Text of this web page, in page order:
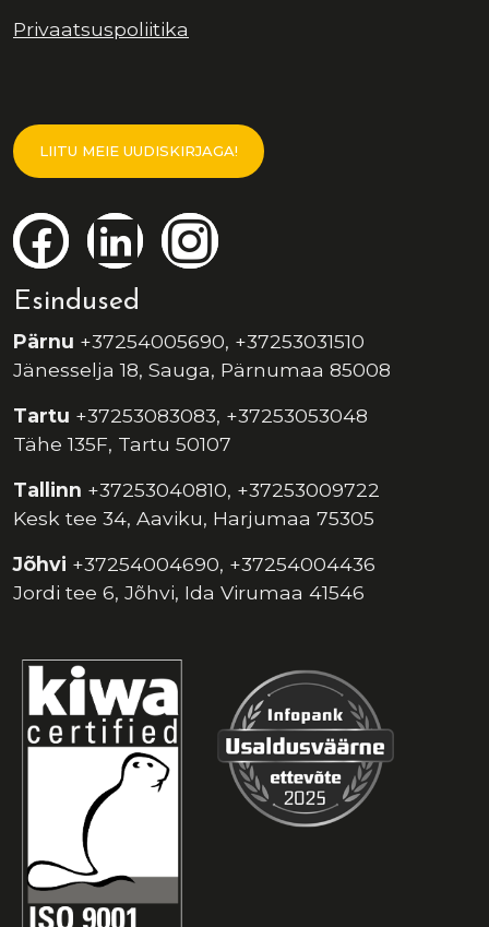
Privaatsuspoliitika
LIITU MEIE UUDISKIRJAGA!
Esindused
Pärnu +37254005690, +37253031510
Jänesselja 18, Sauga, Pärnumaa 85008
Tartu +37253083083, +37253053048
Tähe 135F, Tartu 50107
Tallinn +37253040810, +37253009722
Kesk tee 34, Aaviku, Harjumaa 75305
Jõhvi +37254004690, +37254004436
Jordi tee 6, Jõhvi, Ida Virumaa 41546